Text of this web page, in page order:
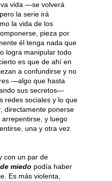
vida —se volverá
la serie irá
la vida de los
pieza por
él tenga nada que
logra manipular todo
es que de ahí en
a confundirse y no
—algo que hasta
sus secretos—
redes sociales y lo que
directamente ponerse
y luego
una y otra vez
con un par de
miedo podía haber
Es más violenta,